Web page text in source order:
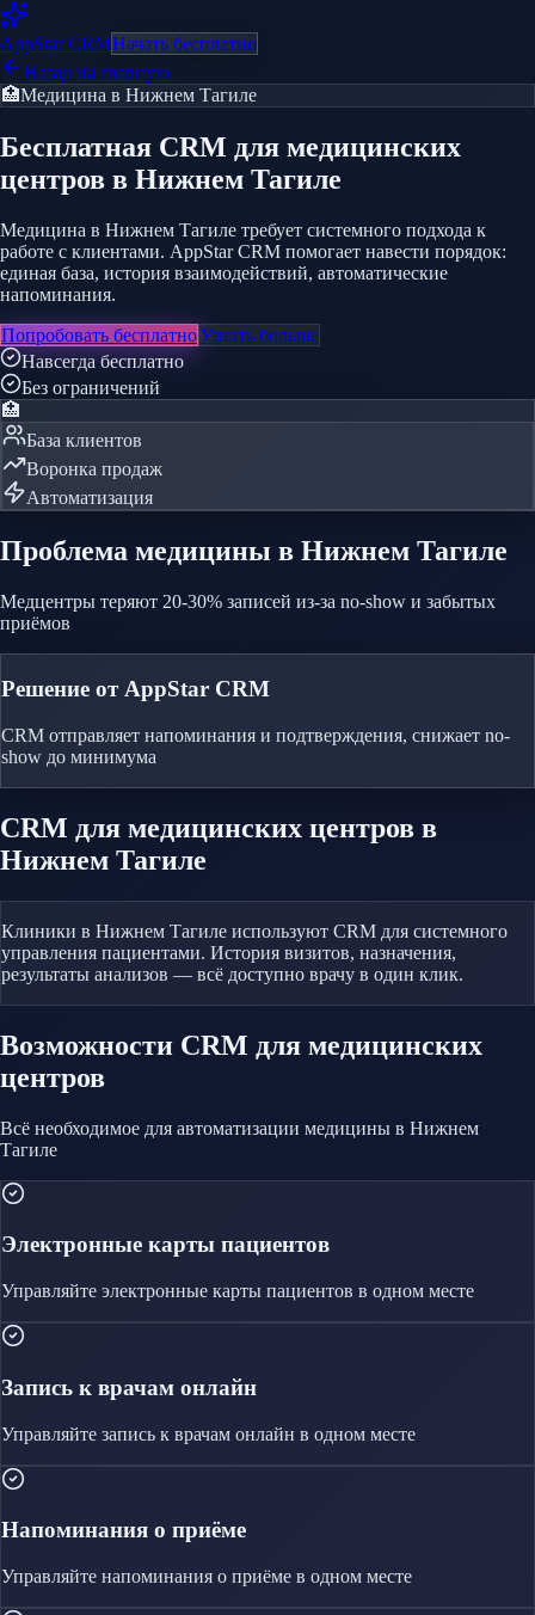
AppStarCRMНачать бесплатно
Назад на главную
🏥Медицина в Нижнем Тагиле
Бесплатная CRM для медицинских
центров в Нижнем Тагиле
Медицина в Нижнем Тагиле требует системного подхода к
работе с клиентами. AppStar CRM помогает навести порядок:
единая база, история взаимодействий, автоматические
напоминания.
Попробовать бесплатноУзнать больше
Навсегда бесплатно
Без ограничений
🏥
База клиентов
Воронка продаж
Автоматизация
Проблема медицины в Нижнем Тагиле
Медцентры теряют 20-30% записей из-за no-show и забытых
приёмов
Решение от AppStar CRM
CRM отправляет напоминания и подтверждения, снижает no-
show до минимума
CRM для медицинских центров в
Нижнем Тагиле
Клиники в Нижнем Тагиле используют CRM для системного
управления пациентами. История визитов, назначения,
результаты анализов — всё доступно врачу в один клик.
Возможности CRM для медицинских
центров
Всё необходимое для автоматизации медицины в Нижнем
Тагиле
Электронные карты пациентов
Управляйте электронные карты пациентов в одном месте
Запись к врачам онлайн
Управляйте запись к врачам онлайн в одном месте
Напоминания о приёме
Управляйте напоминания о приёме в одном месте